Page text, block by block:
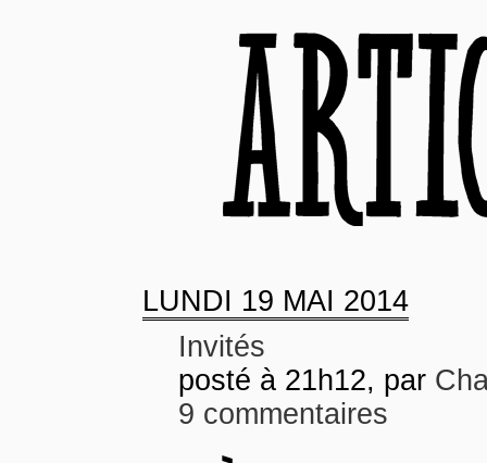
LUNDI 19 MAI 2014
Invités
posté à 21h12, par
9 commentaires